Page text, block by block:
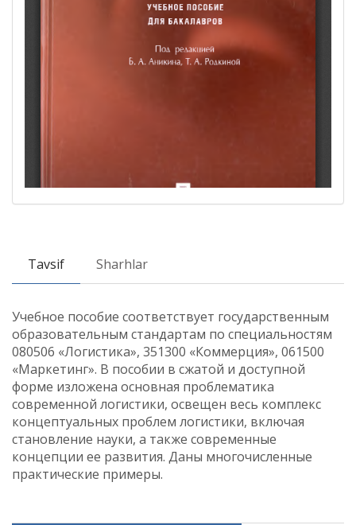
Tavsif Sharhlar
Учебное пособие соответствует государственным
образовательным стандартам по специальностям
080506 «Логистика», 351300 «Коммерция», 061500
«Маркетинг». В пособии в сжатой и доступной
форме изложена основная проблематика
современной логистики, освещен весь комплекс
концептуальных проблем логистики, включая
становление науки, а также современные
концепции ее развития. Даны многочисленные
практические примеры.